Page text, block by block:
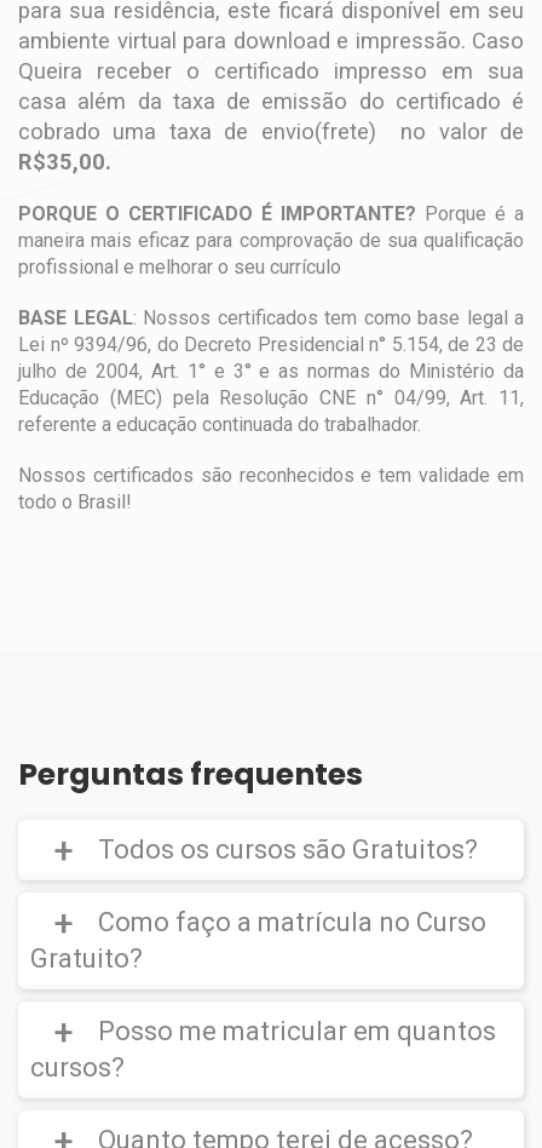
para sua residência, este ficará disponível em seu
ambiente virtual para download e impressão. Caso
Queira receber o certificado impresso em sua
casa além da taxa de emissão do certificado é
cobrado uma taxa de envio(frete) no valor de
R$35,00.
PORQUE O CERTIFICADO É IMPORTANTE? Porque é a
maneira mais eficaz para comprovação de sua qualificação
profissional e melhorar o seu currículo
BASE LEGAL: Nossos certificados tem como base legal a
Lei nº 9394/96, do Decreto Presidencial n° 5.154, de 23 de
julho de 2004, Art. 1° e 3° e as normas do Ministério da
Educação (MEC) pela Resolução CNE n° 04/99, Art. 11,
referente a educação continuada do trabalhador.
Nossos certificados são reconhecidos e tem validade em
todo o Brasil!
Perguntas frequentes
Todos os cursos são Gratuitos?
Curso Gratuito,porém caso deseje emitir o
Certificado Digital é cobrado uma taxa de
Como faço a matrícula no Curso
Gratuito?
CLIQUE AQUI para ver um vídeo de como
efetuar a matrícula em um
Posso me matricular em quantos
cursos?
Você poderá se matricular em quantos
Quanto tempo terei de acesso?